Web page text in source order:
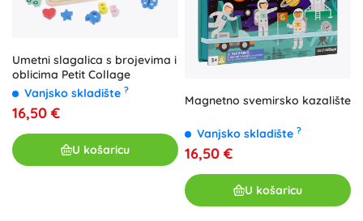
Umetni slagalica s brojevima i
oblicima Petit Collage
Vanjsko skladište ?
16,50 €
U košaricu
Magnetno svemirsko kazalište
Vanjsko skladište ?
16,50 €
U košaricu